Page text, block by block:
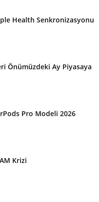
Health Senkronizasyonu
Önümüzdeki Ay Piyasaya
Pro Modeli 2026
Krizi